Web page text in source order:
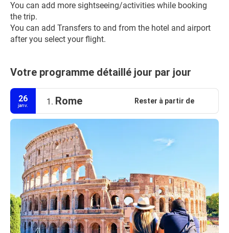
You can add more sightseeing/activities while booking
the trip.
You can add Transfers to and from the hotel and airport
after you select your flight.
Votre programme détaillé jour par jour
26
janv. 1. Rome Rester à partir de